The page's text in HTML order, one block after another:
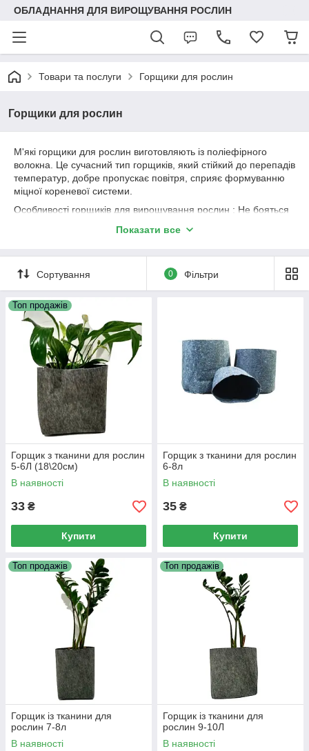
ОБЛАДНАННЯ ДЛЯ ВИРОЩУВАННЯ РОСЛИН
Товари та послуги Горщики для рослин
Горщики для рослин
М'які горщики для рослин виготовляють із поліефірного
волокна. Це сучасний тип горщиків, який стійкий до перепадів
температур, добре пропускає повітря, сприяє формуванню
міцної кореневої системи.
Особливості горщиків для вирощування рослин : Не бояться
цвілі та грибків. Пропускають повітря, забезпечуючи доступ
Висока міцність, стійкість до стирання. Завдяки цим
властивостям м'які горщики активно використовуються для
професійного вирощування рослин.
У нашому каталозі представлені горщики із поліефірного
волокна об'ємом від 5 до 100 літрів. Такі вироби підходять
для вирощування рослин як досвідченим садівникам, так і
початківцям. Прості в експлуатації та догляді.
М'які горщики мають набагато меншу вагу, ніж керамічні та
навіть пластмасові, завдяки чому рослину легше
транспортувати. Замовлення може бути оптовим та
роздрібним. Звертайтесь до наших консультантів за деталями
оформлення заявки.
Показати все
Сортування 0 Фільтри
Топ продажів
Горщик з тканини для рослин
5-6Л (18\20см)
В наявності
33 ₴
Купити
Горщик з тканини для рослин
6-8л
В наявності
35 ₴
Купити
Топ продажів
Горщик із тканини для
рослин 7-8л
В наявності
Топ продажів
Горщик із тканини для
рослин 9-10Л
В наявності